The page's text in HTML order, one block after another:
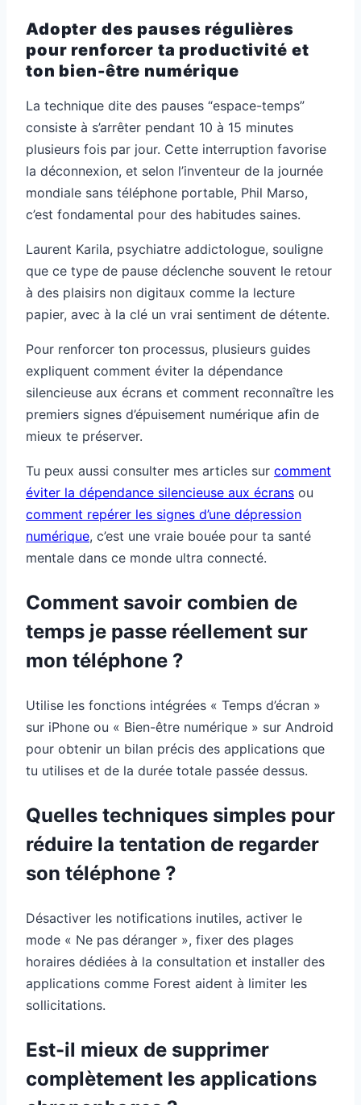
Adopter des pauses régulières
pour renforcer ta productivité et
ton bien-être numérique
La technique dite des pauses “espace-temps”
consiste à s’arrêter pendant 10 à 15 minutes
plusieurs fois par jour. Cette interruption favorise
la déconnexion, et selon l’inventeur de la journée
mondiale sans téléphone portable, Phil Marso,
c’est fondamental pour des habitudes saines.
Laurent Karila, psychiatre addictologue, souligne
que ce type de pause déclenche souvent le retour
à des plaisirs non digitaux comme la lecture
papier, avec à la clé un vrai sentiment de détente.
Pour renforcer ton processus, plusieurs guides
expliquent comment éviter la dépendance
silencieuse aux écrans et comment reconnaître les
premiers signes d’épuisement numérique afin de
mieux te préserver.
Tu peux aussi consulter mes articles sur comment
éviter la dépendance silencieuse aux écrans ou
comment repérer les signes d’une dépression
numérique, c’est une vraie bouée pour ta santé
mentale dans ce monde ultra connecté.
Comment savoir combien de
temps je passe réellement sur
mon téléphone ?
Utilise les fonctions intégrées « Temps d’écran »
sur iPhone ou « Bien-être numérique » sur Android
pour obtenir un bilan précis des applications que
tu utilises et de la durée totale passée dessus.
Quelles techniques simples pour
réduire la tentation de regarder
son téléphone ?
Désactiver les notifications inutiles, activer le
mode « Ne pas déranger », fixer des plages
horaires dédiées à la consultation et installer des
applications comme Forest aident à limiter les
sollicitations.
Est-il mieux de supprimer
complètement les applications